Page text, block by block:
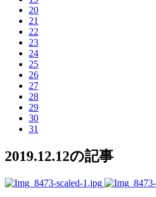
20
21
22
23
24
25
26
27
28
29
30
31
2019.12.12の記事